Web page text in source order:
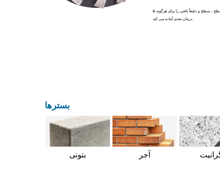
a سطح مسطح ، سطح و دقیقاً بافتی را برای هرگونه
درمان بعدی آماده می کند.
بسترها
بتونی آجر